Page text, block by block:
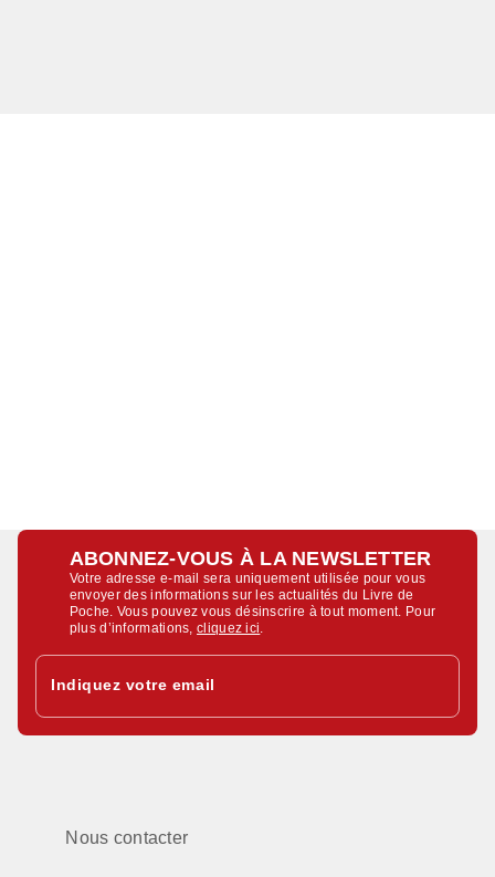
ABONNEZ-VOUS À LA NEWSLETTER
Votre adresse e-mail sera uniquement utilisée pour vous
envoyer des informations sur les actualités du Livre de
Poche. Vous pouvez vous désinscrire à tout moment. Pour
plus d’informations,cliquez ici
Indiquez votre email
Nous contacter